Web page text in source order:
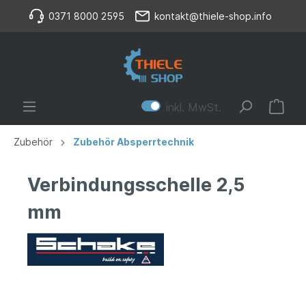
0371 8000 2595 kontakt@thiele-shop.info
inkl. MwSt.
Zubehör Zubehör Absperrtechnik
Verbindungsschelle 2,5
mm